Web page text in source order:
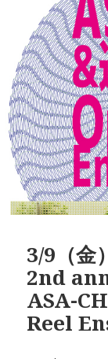
3/9（
2nd
ASA-
Reel